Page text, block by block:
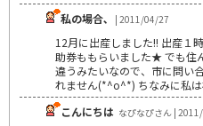
私の場合､
| 2011/04/27
12月に出産しました!! 出産１
助券ももらいました★ でも住
違うみたいなので、市に問い
れません(*^o^*) ちなみに私
こんにちは なぴなぴさん |